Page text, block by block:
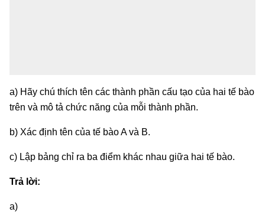
a) Hãy chú thích tên các thành phần cấu tạo của hai tế bào
trên và mô tả chức năng của mỗi thành phần.
b) Xác định tên của tế bào A và B.
c) Lập bảng chỉ ra ba điểm khác nhau giữa hai tế bào.
Trả lời:
a)